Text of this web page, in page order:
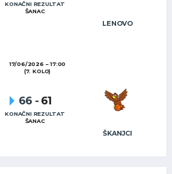
LENOVO
KONAČNI REZULTAT
ŠANAC
17/06/2026
17:00
(7. KOLO)
ŠKANJCI
66 - 61
KONAČNI REZULTAT
ŠANAC